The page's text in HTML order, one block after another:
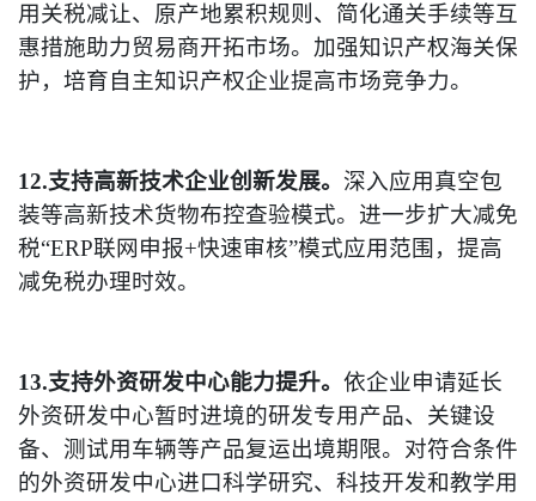
用关税减让、原产地累积规则、简化通关手续等互
惠措施助力贸易商开拓市场。加强知识产权海关保
护，培育自主知识产权企业提高市场竞争力。
12.支持高新技术企业创新发展。 深入应用真空包
装等高新技术货物布控查验模式。进一步扩大减免
税“ERP联网申报+快速审核”模式应用范围，提高
减免税办理时效。
13.支持外资研发中心能力提升。 依企业申请延长
外资研发中心暂时进境的研发专用产品、关键设
备、测试用车辆等产品复运出境期限。对符合条件
的外资研发中心进口科学研究、科技开发和教学用